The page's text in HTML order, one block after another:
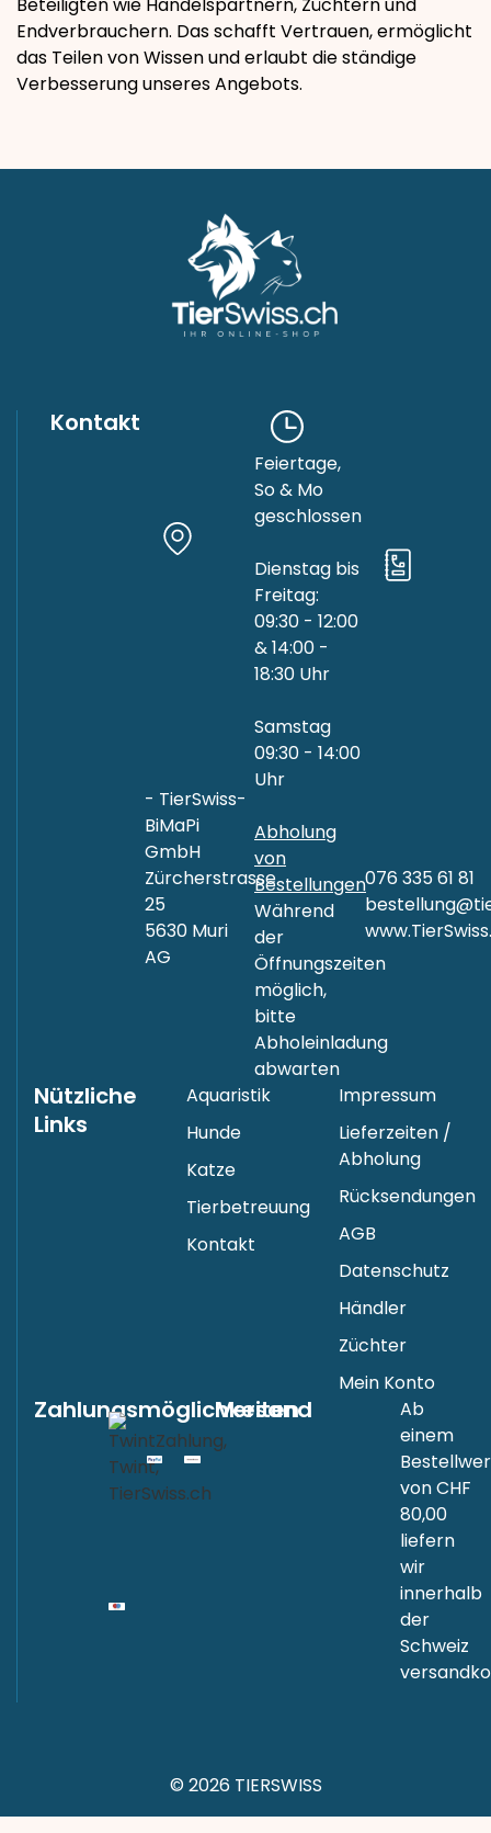
Beteiligten wie Handelspartnern, Züchtern und
Endverbrauchern. Das schafft Vertrauen, ermöglicht
das Teilen von Wissen und erlaubt die ständige
Verbesserung unseres Angebots.
Kontakt
- TierSwiss-
BiMaPi
GmbH
Zürcherstrasse
25
5630 Muri
AG
Feiertage,
So & Mo
geschlossen
Dienstag bis
Freitag:
09:30 - 12:00
& 14:00 -
18:30 Uhr
Samstag
09:30 - 14:00
Uhr
Abholung
von
Bestellungen
Während
der
Öffnungszeiten
möglich,
bitte
Abholeinladung
abwarten
076 335 61 81
Nützliche
Links
Aquaristik
Hunde
Katze
Tierbetreuung
Kontakt
Impressum
Lieferzeiten /
Abholung
Rücksendungen
AGB
Datenschutz
Händler
Züchter
Mein Konto
Zahlungsmöglichkeiten
Versand
Ab
einem
von CHF
80,00
liefern
wir
innerhalb
der
Schweiz
© 2026 TIERSWISS